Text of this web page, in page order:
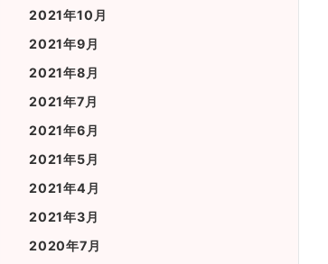
2021年10月
2021年9月
2021年8月
2021年7月
2021年6月
2021年5月
2021年4月
2021年3月
2020年7月